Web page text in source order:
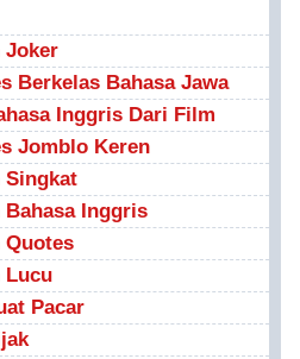
Joker
Berkelas Bahasa Jawa
Inggris Dari Film
Jomblo Keren
Singkat
Bahasa Inggris
Quotes
Lucu
Pacar